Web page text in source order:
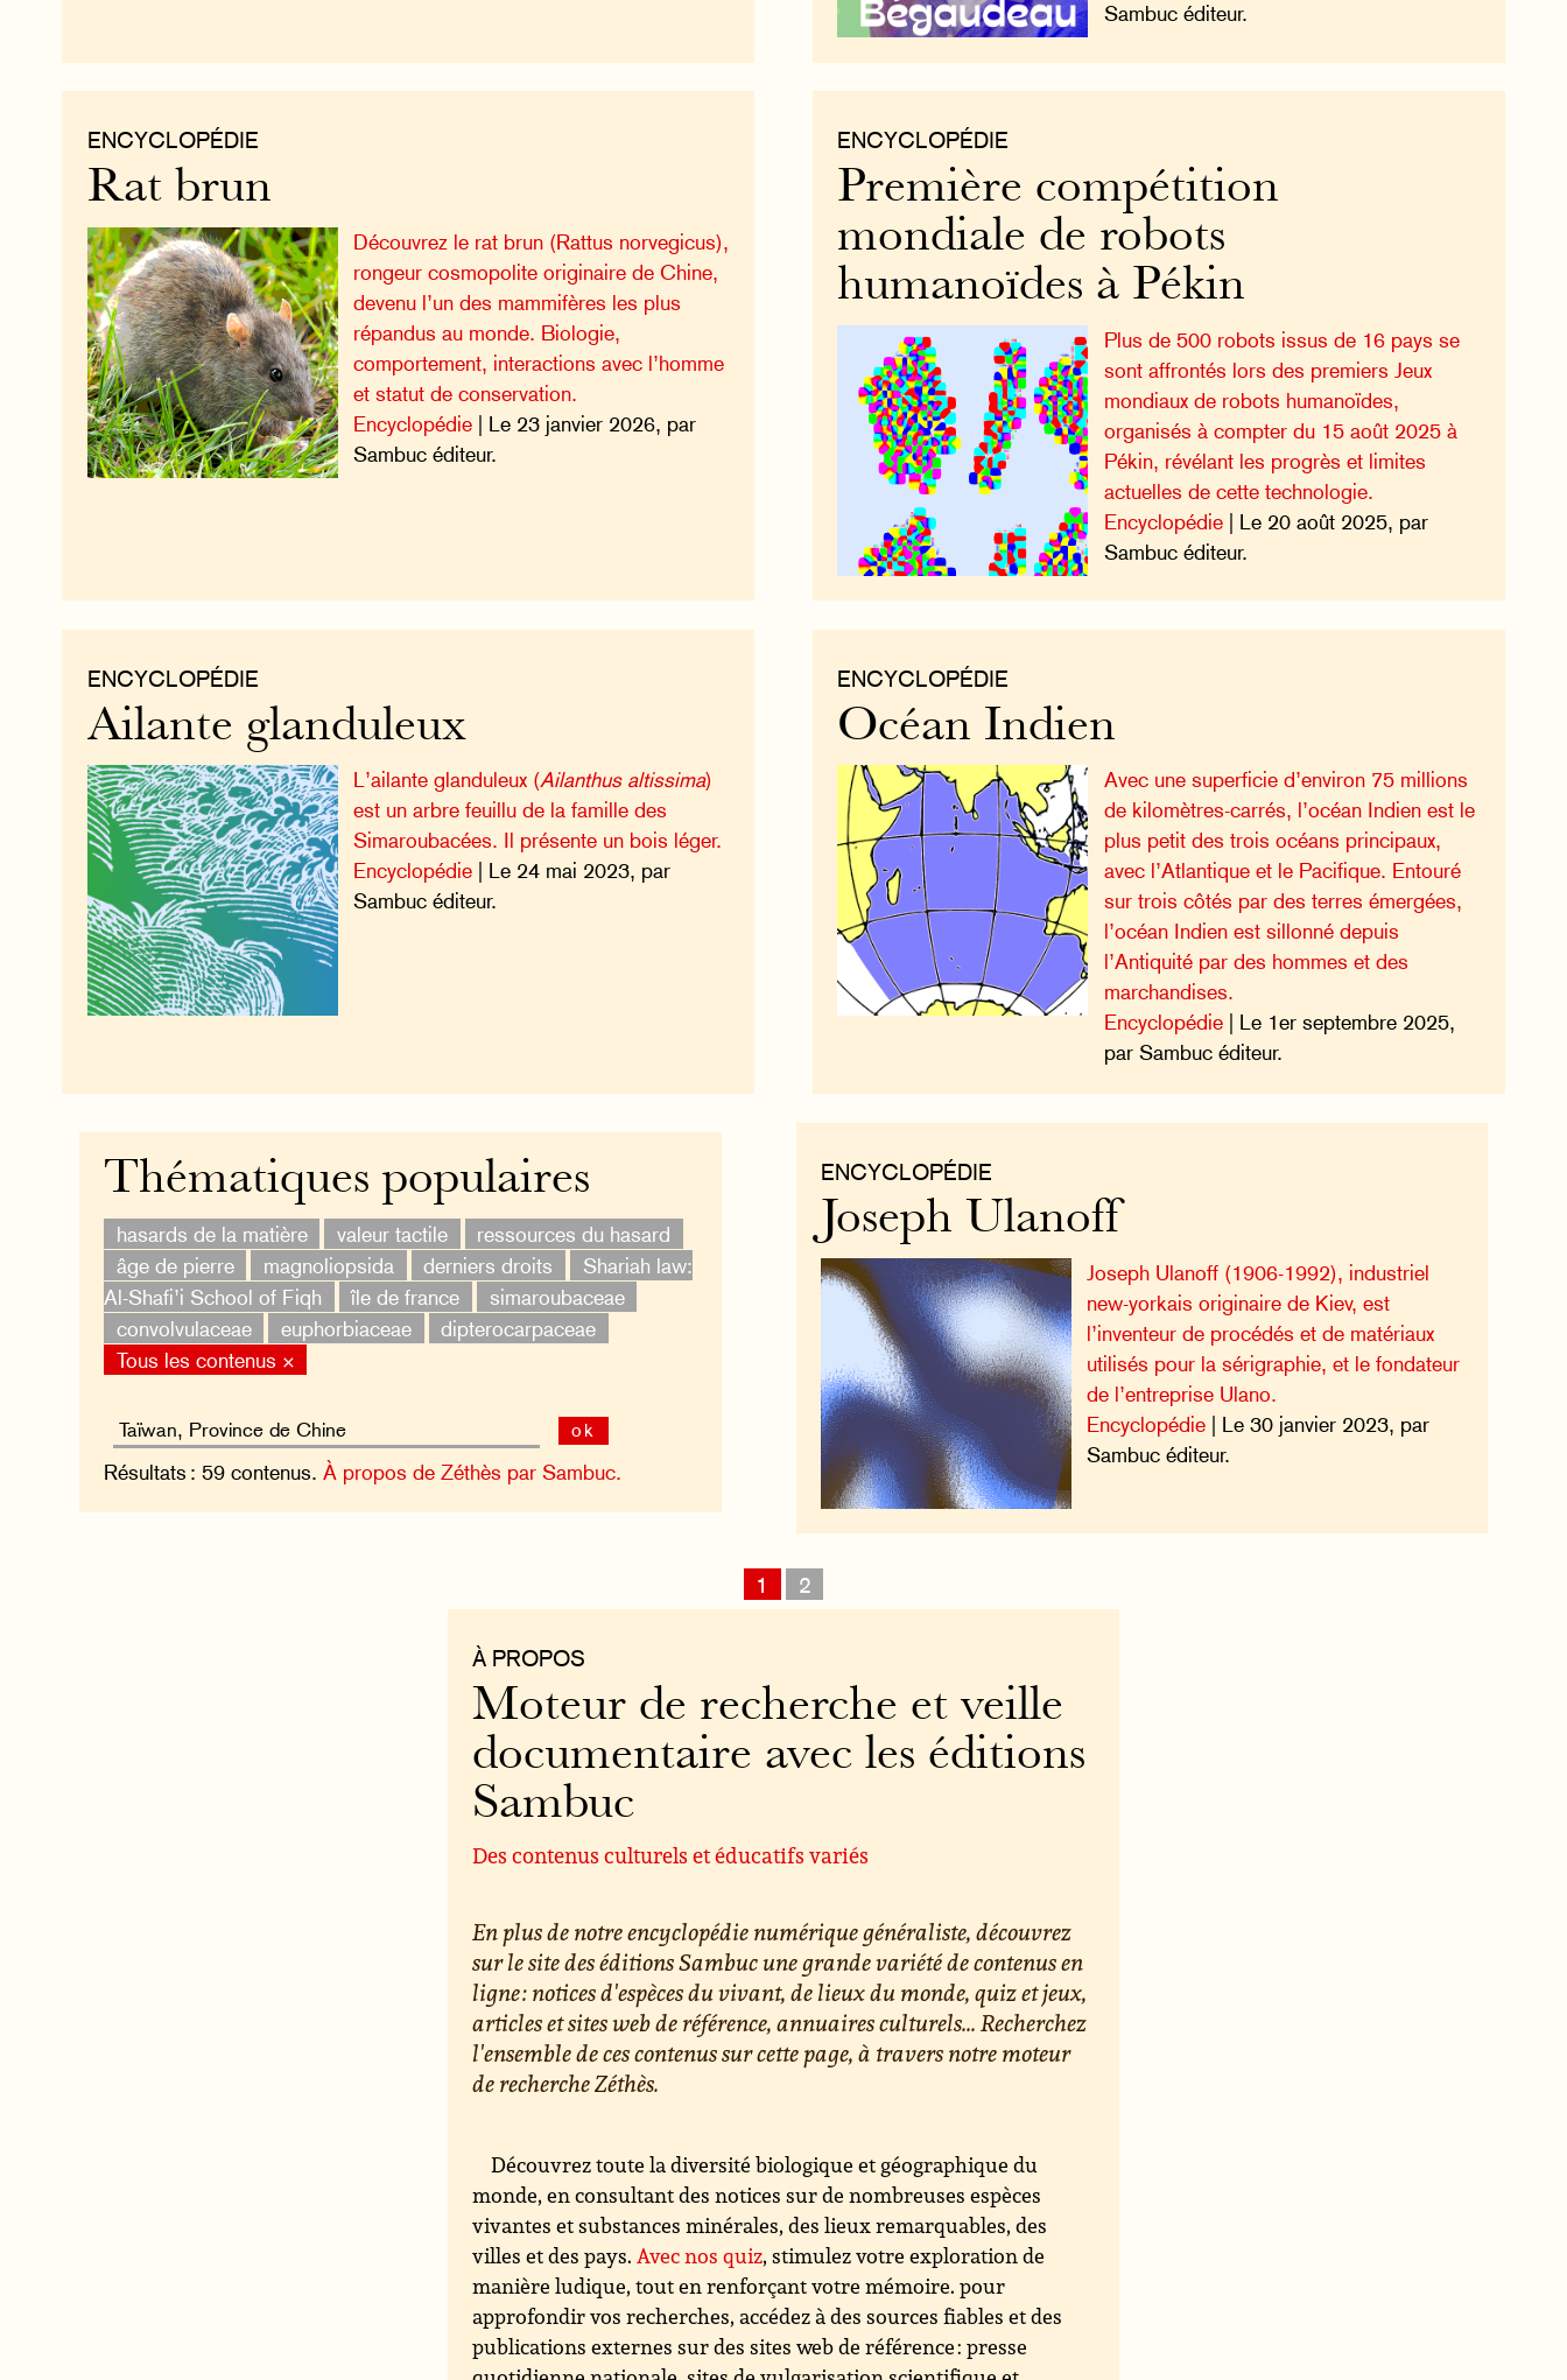
Sambuc éditeur.
ENCYCLOPÉDIE
Première compétition
mondiale de robots
humanoïdes à Pékin
Plus de 500 robots issus de 16 pays se
sont affrontés lors des premiers Jeux
mondiaux de robots humanoïdes,
organisés à compter du 15 août 2025 à
Pékin, révélant les progrès et limites
actuelles de cette technologie.
Encyclopédie| Le 20 août 2025, par
Sambuc éditeur.
ENCYCLOPÉDIE
Rat brun
Découvrez le rat brun (Rattus norvegicus),
rongeur cosmopolite originaire de Chine,
devenu l’un des mammifères les plus
répandus au monde. Biologie,
comportement, interactions avec l’homme
et statut de conservation.
Encyclopédie | Le 23 janvier 2026, par
Sambuc éditeur.
ENCYCLOPÉDIE
Océan Indien
Avec une superficie d’environ 75 millions
de kilomètres-carrés, l’océan Indien est le
plus petit des trois océans principaux,
avec l’Atlantique et le Pacifique. Entouré
sur trois côtés par des terres émergées,
l’océan Indien est sillonné depuis
l’Antiquité par des hommes et des
marchandises.
Encyclopédie| Le 1er septembre 2025,
par Sambuc éditeur.
ENCYCLOPÉDIE
Ailante glanduleux
L’ailante glanduleux (Ailanthus altissima)
est un arbre feuillu de la famille des
Simaroubacées. Il présente un bois léger.
Encyclopédie | Le 24 mai 2023, par
Sambuc éditeur.
ENCYCLOPÉDIE
Joseph Ulanoff
Joseph Ulanoff (1906-1992), industriel
new-yorkais originaire de Kiev, est
l’inventeur de procédés et de matériaux
utilisés pour la sérigraphie, et le fondateur
de l’entreprise Ulano.
Encyclopédie | Le 30 janvier 2023, par
Sambuc éditeur.
Thématiques populaires
hasards de la matière valeur tactile
ressources du hasard
âge de pierre
magnoliopsida derniers droits
Shariah law:
Al-Shafi’i School of Fiqh
île de france
simaroubaceae
convolvulaceae
euphorbiaceae
dipterocarpaceae
Tous les contenus ×
ok
Résultats : 59 contenus. À propos de Zéthès par Sambuc.
1 2
À PROPOS
Moteur de recherche et veille
documentaire avec les éditions
Sambuc
Des contenus culturels et éducatifs variés
En plus de notre encyclopédie numérique généraliste, découvrez
sur le site des éditions Sambuc une grande variété de contenus en
ligne : notices d'espèces du vivant, de lieux du monde, quiz et jeux,
articles et sites web de référence, annuaires culturels... Recherchez
l'ensemble de ces contenus sur cette page, à travers notre moteur
de recherche Zéthès.
Découvrez toute la diversité biologique et géographique du
monde, en consultant des notices sur de nombreuses espèces
vivantes et substances minérales, des lieux remarquables, des
villes et des pays.Avec nos quiz, stimulez votre exploration de
manière ludique, tout en renforçant votre mémoire. pour
approfondir vos recherches, accédez à des sources fiables et des
publications externes sur des sites web de référence : presse